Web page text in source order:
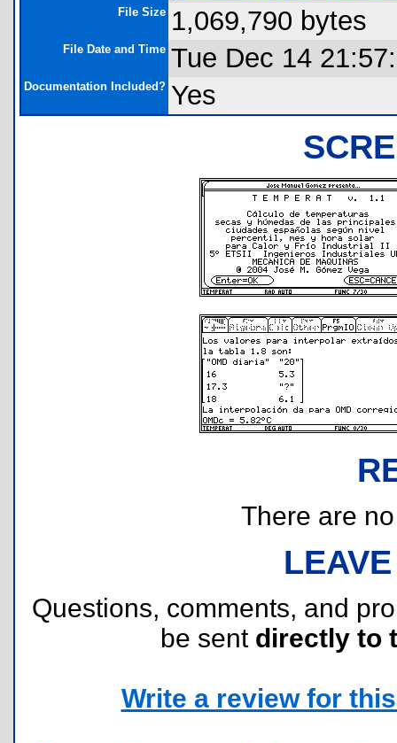
File Size 1,069,790 bytes
File Date and Time Tue Dec 14
Documentation Included? Yes
There are
Questions, comments, and
be sent directly to
Write a review for